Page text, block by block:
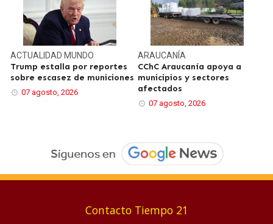
ACTUALIDADMUNDO
Trump estalla por reportes
sobre escasez de municiones
07 agosto, 2026
ARAUCANÍA
CChC Araucanía apoya a
municipios y sectores
afectados
07 agosto, 2026
Contacto Tiempo 21